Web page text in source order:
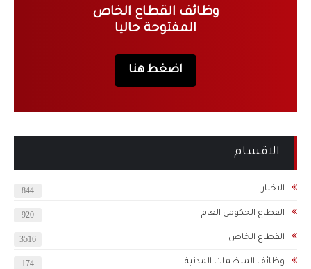
وظائف القطاع الخاص
المفتوحة حاليا
اضغط هنا
الاقسام
الاخبار 844
القطاع الحكومي العام 920
القطاع الخاص 3516
وظائف المنظمات المدنية 174